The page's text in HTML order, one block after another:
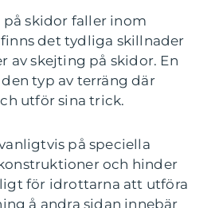
skidor faller inom
det tydliga skillnader
av skejting på skidor. En
typ av terräng där
utför sina trick.
på speciella
och hinder
för idrottarna att utföra
å andra sidan innebär